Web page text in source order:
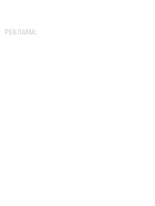
РЕКЛАМА: